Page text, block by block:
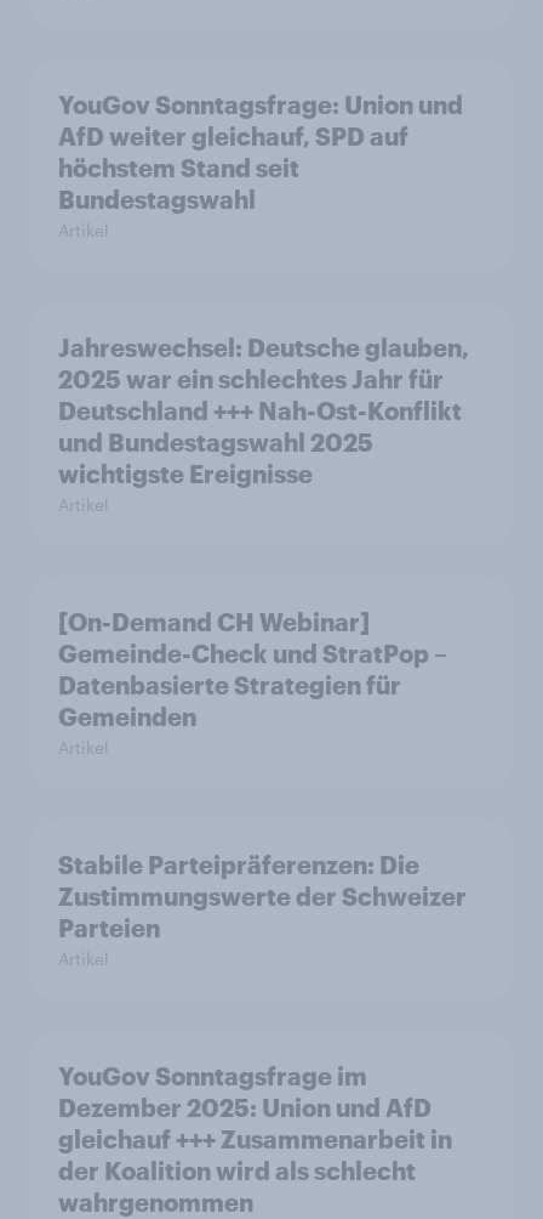
YouGov Sonntagsfrage: Union und
AfD weiter gleichauf, SPD auf
höchstem Stand seit
Bundestagswahl
Artikel
Jahreswechsel: Deutsche glauben,
2025 war ein schlechtes Jahr für
Deutschland +++ Nah-Ost-Konflikt
und Bundestagswahl 2025
wichtigste Ereignisse
Artikel
[On-Demand CH Webinar]
Gemeinde-Check und StratPop –
Datenbasierte Strategien für
Gemeinden
Artikel
Stabile Parteipräferenzen: Die
Zustimmungswerte der Schweizer
Parteien
Artikel
YouGov Sonntagsfrage im
Dezember 2025: Union und AfD
gleichauf +++ Zusammenarbeit in
der Koalition wird als schlecht
wahrgenommen